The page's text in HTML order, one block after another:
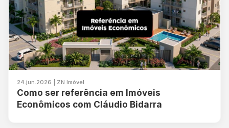
24.jun.2026 | ZN Imóvel
Como ser referência em Imóveis
Econômicos com Cláudio Bidarra